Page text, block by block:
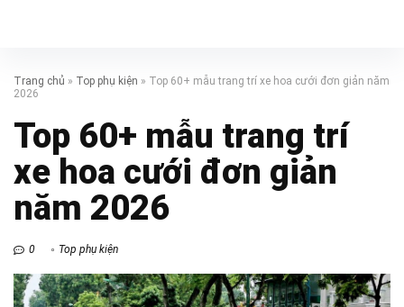
Trang chủ » Top phụ kiện » Top 60+ mẫu trang trí xe hoa cưới đơn giản năm
2026
Top 60+ mẫu trang trí
xe hoa cưới đơn giản
năm 2026
0 Top phụ kiện